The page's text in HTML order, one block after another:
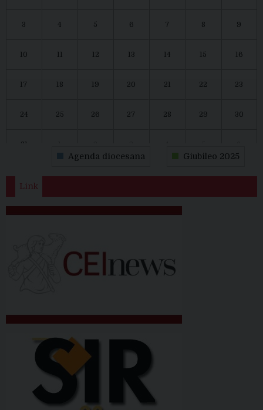
3 4 5 6 7 8 9
10 11 12 13 14 15 16
17 18 19 20 21 22 23
24 25 26 27 28 29 30
31
Agenda diocesana Giubileo 2025
Link